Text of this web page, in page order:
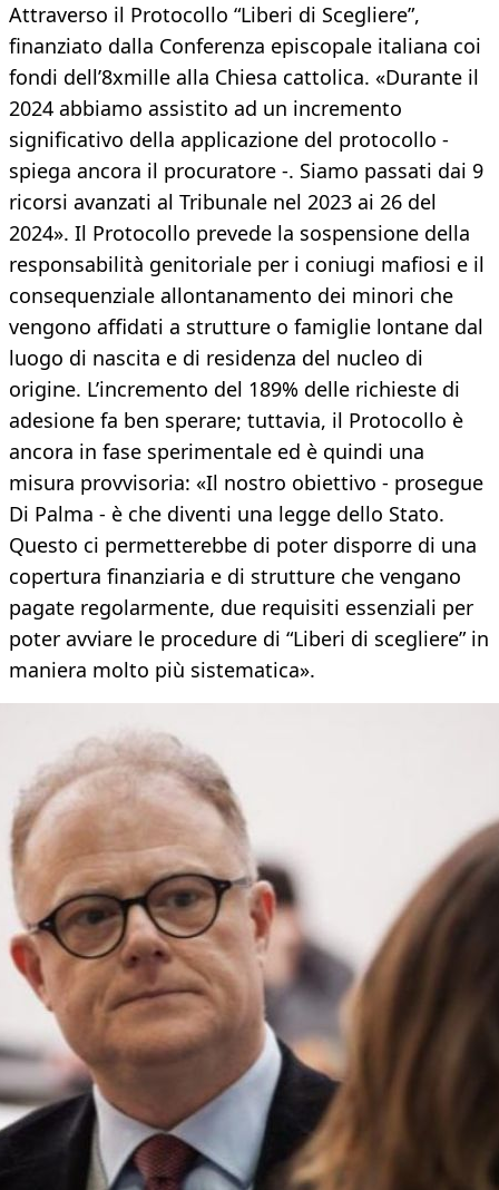
Attraverso il Protocollo “Liberi di Scegliere”,
finanziato dalla Conferenza episcopale italiana coi
fondi dell’8xmille alla Chiesa cattolica. «Durante il
2024 abbiamo assistito ad un incremento
significativo della applicazione del protocollo -
spiega ancora il procuratore -. Siamo passati dai 9
ricorsi avanzati al Tribunale nel 2023 ai 26 del
2024». Il Protocollo prevede la sospensione della
responsabilità genitoriale per i coniugi mafiosi e il
consequenziale allontanamento dei minori che
vengono affidati a strutture o famiglie lontane dal
luogo di nascita e di residenza del nucleo di
origine. L’incremento del 189% delle richieste di
adesione fa ben sperare; tuttavia, il Protocollo è
ancora in fase sperimentale ed è quindi una
misura provvisoria: «Il nostro obiettivo - prosegue
Di Palma - è che diventi una legge dello Stato.
Questo ci permetterebbe di poter disporre di una
copertura finanziaria e di strutture che vengano
pagate regolarmente, due requisiti essenziali per
poter avviare le procedure di “Liberi di scegliere” in
maniera molto più sistematica».